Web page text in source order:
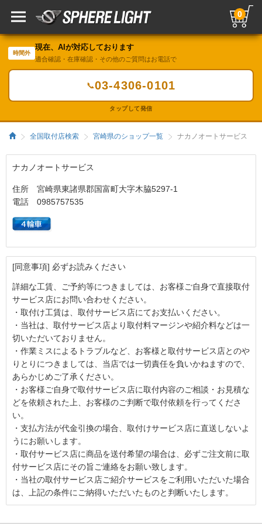
0
時間外
現在、AIが対応しております
適合確認・在庫確認・その他のご質問はお電話で
📞03-4306-0101
タップして発信
全国取付店検索 宮崎県のショップ一覧 ナカノオートサービス
ナカノオートサービス
住所 宮崎県東諸県郡国富町大字木脇5297-1
電話 0985757535
[同意事項] 必ずお読みください
詳細な工賃、ご予約等につきましては、お客様ご自身で直接取付
サービス店にお問い合わせください。
・取付け工賃は、取付サービス店にてお支払いください。
・当社は、取付サービス店より取付料マージンや紹介料などは一
切いただいておりません。
・作業ミスによるトラブルなど、お客様と取付サービス店とのや
りとりにつきましては、当店では一切責任を負いかねますので、
あらかじめご了承ください。
・お客様ご自身で取付サービス店に取付内容のご相談・お見積な
どを依頼された上、お客様のご判断で取付依頼を行ってくださ
い。
・支払方法が代金引換の場合、取付けサービス店に直送しないよ
うにお願いします。
・取付サービス店に商品を送付希望の場合は、必ずご注文前に取
付サービス店にその旨ご連絡をお願い致します。
・当社の取付サービス店ご紹介サービスをご利用いただいた場合
は、上記の条件にご納得いただいたものと判断いたします。